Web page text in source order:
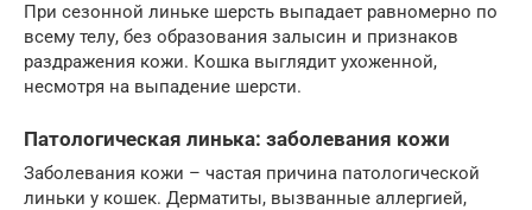
При сезонной линьке шерсть выпадает равномерно по
всему телу, без образования залысин и признаков
раздражения кожи. Кошка выглядит ухоженной,
несмотря на выпадение шерсти.
Патологическая линька: заболевания кожи
Заболевания кожи – частая причина патологической
линьки у кошек. Дерматиты, вызванные аллергией,